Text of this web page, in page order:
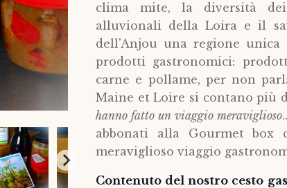
clima mite, la diversità
alluvionali della Loira e il
dell'Anjou una regione
prodotti gastronomici:
carne e pollame, per non
Maine et Loire si contano più
hanno fatto un viaggio meraviglioso
abbonati alla Gourmet box
meraviglioso viaggio
Contenuto del nostro cesto